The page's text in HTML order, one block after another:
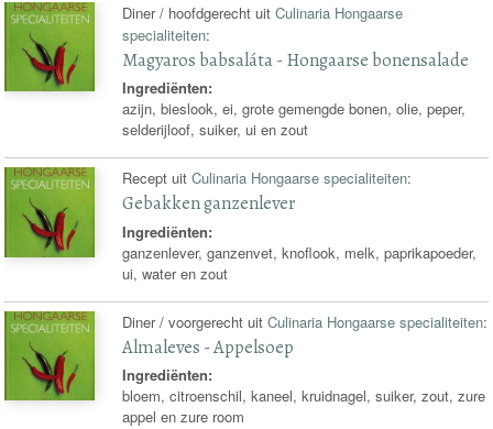
Diner / hoofdgerecht uitCulinaria Hongaarse
specialiteiten:
Magyaros babsaláta - Hongaarse bonensalade
Ingrediënten:
azijn, bieslook, ei, grote gemengde bonen, olie, peper,
selderijloof, suiker, ui en zout
Recept uitCulinaria Hongaarse specialiteiten:
Gebakken ganzenlever
Ingrediënten:
ganzenlever, ganzenvet, knoflook, melk, paprikapoeder,
ui, water en zout
Diner / voorgerecht uitCulinaria Hongaarse specialiteiten:
Almaleves - Appelsoep
Ingrediënten:
bloem, citroenschil, kaneel, kruidnagel, suiker, zout, zure
appel en zure room